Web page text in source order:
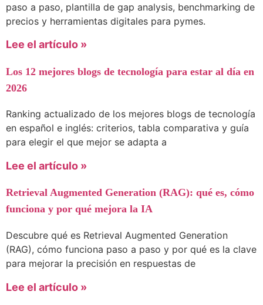
paso a paso, plantilla de gap analysis, benchmarking de
precios y herramientas digitales para pymes.
Lee el artículo »
Los 12 mejores blogs de tecnología para estar al día en
2026
Ranking actualizado de los mejores blogs de tecnología
en español e inglés: criterios, tabla comparativa y guía
para elegir el que mejor se adapta a
Lee el artículo »
Retrieval Augmented Generation (RAG): qué es, cómo
funciona y por qué mejora la IA
Descubre qué es Retrieval Augmented Generation
(RAG), cómo funciona paso a paso y por qué es la clave
para mejorar la precisión en respuestas de
Lee el artículo »